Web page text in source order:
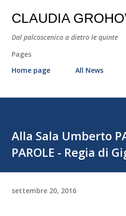
Passa ai contenuti
CLAUDIA
Dal palcoscenico a dietro le quinte
Pages
Home page
All News
Alla Sala Umberto
PAROLE - Regia di
settembre 20, 2016